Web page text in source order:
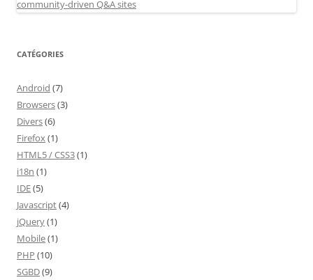
CATÉGORIES
Android (7)
Browsers(3)
Divers(6)
Firefox(1)
HTML5 / CSS3(1)
i18n (1)
IDE(5)
Javascript(4)
jQuery(1)
Mobile(1)
PHP (10)
SGBD(9)